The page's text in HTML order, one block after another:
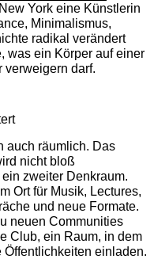
York eine Künstlerin
Minimalismus,
radikal verändert
was ein Körper auf einer
verweigern darf.
auch räumlich. Das
nicht bloß
zweiter Denkraum.
Ort für Musik, Lectures,
und neue Formate.
neuen Communities
Club, ein Raum, in dem
Öffentlichkeiten einladen.